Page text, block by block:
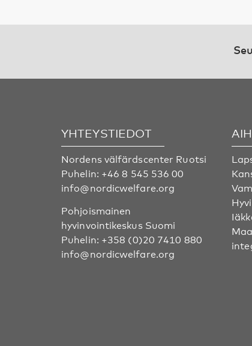
YHTEYSTIEDOT
Nordens välfärdscenter Ruotsi
Puhelin: +46 8 545 536 00
info@nordicwelfare.org
Pohjoismainen
hyvinvointikeskus Suomi
Puhelin: +358 (0)20 7410 880
info@nordicwelfare.org